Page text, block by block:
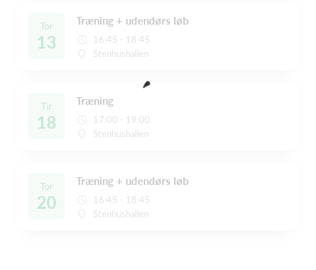
Tor
13
Træning + udendørs løb
16:45 - 18:45
Stenhushallen
Tir
18
Træning
17:00 - 19:00
Stenhushallen
Tor
20
Træning + udendørs løb
16:45 - 18:45
Stenhushallen